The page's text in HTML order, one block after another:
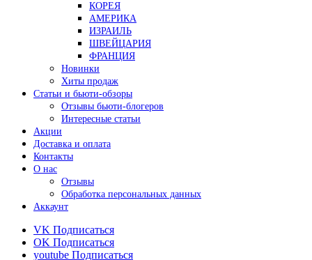
КОРЕЯ
АМЕРИКА
ИЗРАИЛЬ
ШВЕЙЦАРИЯ
ФРАНЦИЯ
Новинки
Хиты продаж
Статьи и бьюти-обзоры
Отзывы бьюти-блогеров
Интересные статьи
Акции
Доставка и оплата
Контакты
О нас
Отзывы
Обработка персональных данных
Аккаунт
VK Подписаться
OK Подписаться
youtube Подписаться